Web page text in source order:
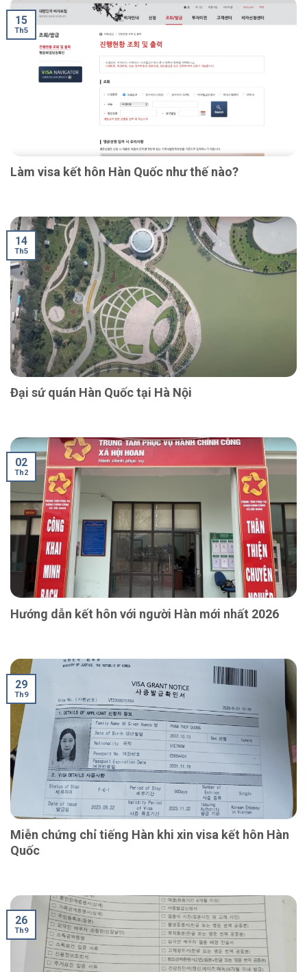
Làm visa kết hôn Hàn Quốc như thế nào?
15
Th5
Đại sứ quán Hàn Quốc tại Hà Nội
14
Th5
Hướng dẫn kết hôn với người Hàn mới nhất 2026
02
Th2
Miễn chứng chỉ tiếng Hàn khi xin visa kết hôn Hàn
Quốc
29
Th9
26
Th9